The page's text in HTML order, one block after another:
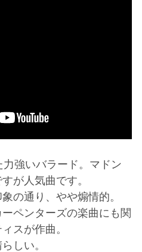
強いバラード。マドン
が人気曲です。
の通り、やや煽情的。
ペンターズの楽曲にも関
スが作曲。
しい。